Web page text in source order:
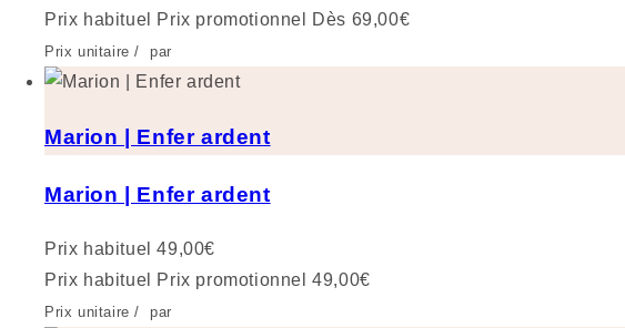
Prix habituel
Prix promotionnel Dès 69,00€
Prix unitaire / par
Marion | Enfer ardent
Marion | Enfer ardent
Prix habituel 49,00€
Prix habituel
Prix promotionnel 49,00€
Prix unitaire / par